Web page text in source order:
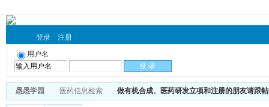
登录 注册
用户名
愚愚学园 医药信息检索 做有机合成、医药研发立项和注册的朋友请跟